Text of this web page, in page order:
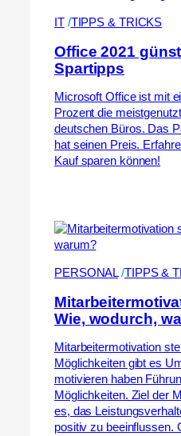
IT /TIPPS & TRICKS
Office 2021
Spartipps
Microsoft Office ist mit
Prozent die
deutschen Büros. Das
hat seinen Preis.
Kauf sparen können!
PERSONAL /TIPPS &
Wie, wodurch,
Mitarbeitermotivation
Möglichkeiten gibt es
motivieren haben
Möglichkeiten. Ziel der
es, das
positiv zu beeinflussen.